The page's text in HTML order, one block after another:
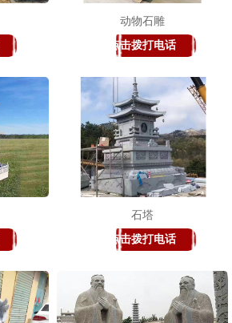
动物石雕
点击拨打电话
石塔
点击拨打电话